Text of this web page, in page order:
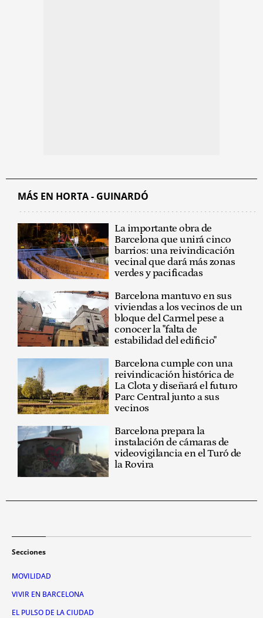
MÁS EN HORTA - GUINARDÓ
La importante obra de
Barcelona que unirá cinco
barrios: una reivindicación
vecinal que dará más zonas
verdes y pacificadas
Barcelona mantuvo en sus
viviendas a los vecinos de un
bloque del Carmel pese a
conocer la "falta de
estabilidad del edificio"
Barcelona cumple con una
reivindicación histórica de
La Clota y diseñará el futuro
Parc Central junto a sus
vecinos
Barcelona prepara la
instalación de cámaras de
videovigilancia en el Turó de
la Rovira
Secciones
MOVILIDAD
VIVIR EN BARCELONA
EL PULSO DE LA CIUDAD